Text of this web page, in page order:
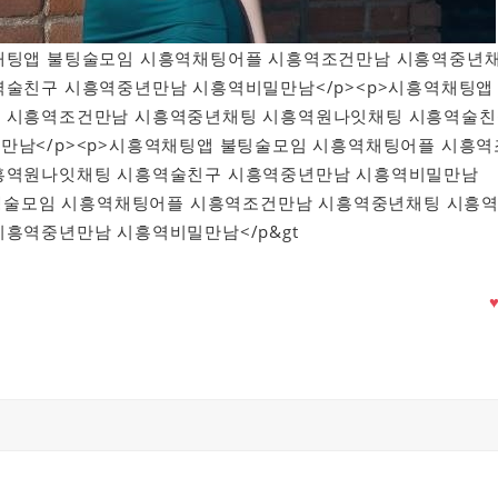
앱 불팅술모임 시흥역채팅어플 시흥역조건만남 시흥역중년채
친구 시흥역중년만남 시흥역비밀만남</p><p>시흥역채팅앱
흥역조건만남 시흥역중년채팅 시흥역원나잇채팅 시흥역술
남</p><p>시흥역채팅앱 불팅술모임 시흥역채팅어플 시흥역
원나잇채팅 시흥역술친구 시흥역중년만남 시흥역비밀만남
모임 시흥역채팅어플 시흥역조건만남 시흥역중년채팅 시흥역
흥역중년만남 시흥역비밀만남</p&gt
♥